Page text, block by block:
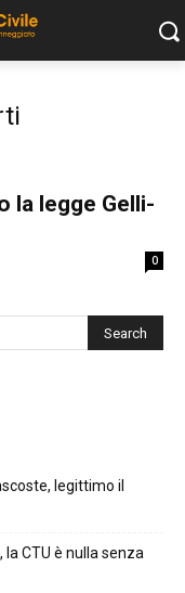
la legge Gelli-
0
legittimo il
CTU è nulla senza